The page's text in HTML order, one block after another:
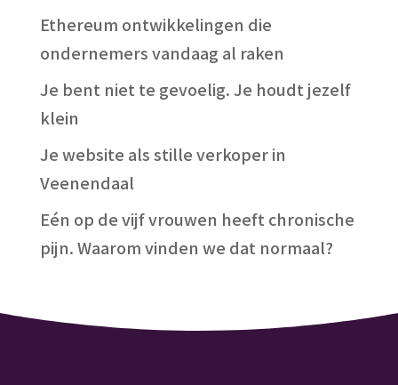
Ethereum ontwikkelingen die
ondernemers vandaag al raken
Je bent niet te gevoelig. Je houdt jezelf
klein
Je website als stille verkoper in
Veenendaal
Eén op de vijf vrouwen heeft chronische
pijn. Waarom vinden we dat normaal?